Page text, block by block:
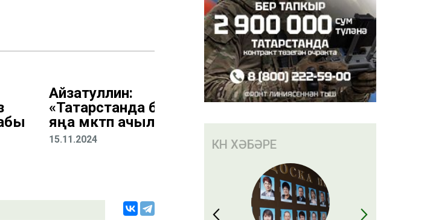
Айзатуллин:
«Татарстанда быел биш
яңа мәктәп ачылачак»
15.11.2024 КӨН ХӘБӘРЕ